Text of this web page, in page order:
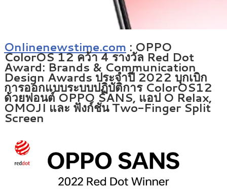
Onlinenewstime.com : OPPO
ColorOS 12 คว้า 4 รางวัล Red Dot
Award: Brands & Communication
Design Awards ประจำปี 2022 บุกเบิก
การออกแบบระบบปฏิบัติการ ColorOS12
ด้วยฟอนต์ OPPO SANS, แอป O Relax,
OMOJI และ ฟังก์ชัน Two-Finger Split
Screen